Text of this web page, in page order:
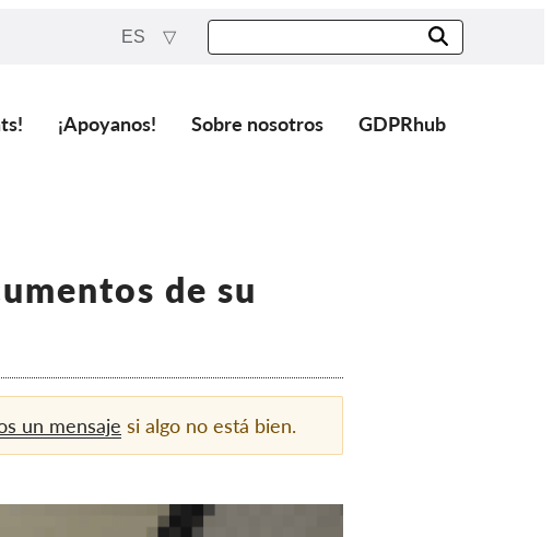
ES
¡Apoyanos! Sobre nosotros GDPRhub
de su
un mensaje si algo no está bien.